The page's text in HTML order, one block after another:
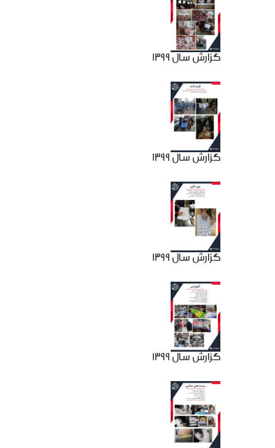
گزارش سال 1399
گزارش سال 1399
گزارش سال 1399
گزارش سال 1399